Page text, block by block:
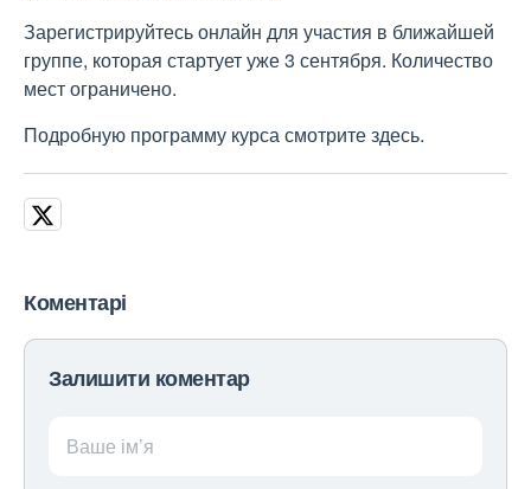
Зарегистрируйтесь онлайн для участия в ближайшей
группе, которая стартует уже 3 сентября. Количество
мест ограничено.
Подробную программу курса смотрите здесь.
Коментарі
Залишити коментар
Ваше ім’я